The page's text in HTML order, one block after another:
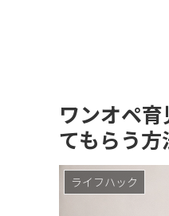
ワンオペ
てもらう
ライフハック